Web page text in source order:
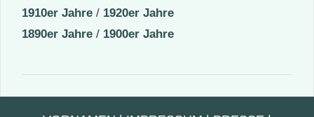
1910er Jahre / 1920er Jahre
1890er Jahre / 1900er Jahre